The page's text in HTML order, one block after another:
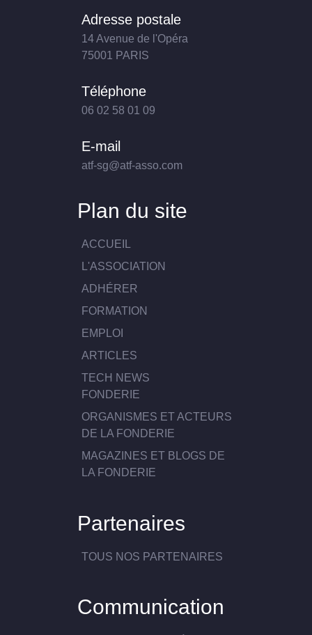
Adresse postale
14 Avenue de l'Opéra
75001 PARIS
Téléphone
06 02 58 01 09
E-mail
atf-sg@atf-asso.com
Plan du site
ACCUEIL
L'ASSOCIATION
ADHÉRER
FORMATION
EMPLOI
ARTICLES
TECH NEWS
FONDERIE
ORGANISMES ET ACTEURS
DE LA FONDERIE
MAGAZINES ET BLOGS DE
LA FONDERIE
Partenaires
TOUS NOS PARTENAIRES
Communication